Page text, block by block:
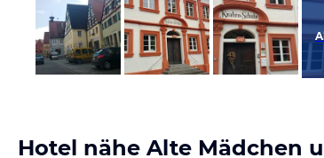
Bild melden
von Snake
Hotel nähe Alte Mädchen